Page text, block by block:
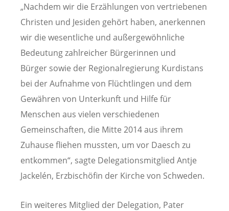
„Nachdem wir die Erzählungen von vertriebenen
Christen und Jesiden gehört haben, anerkennen
wir die wesentliche und außergewöhnliche
Bedeutung zahlreicher Bürgerinnen und
Bürger sowie der Regionalregierung Kurdistans
bei der Aufnahme von Flüchtlingen und dem
Gewähren von Unterkunft und Hilfe für
Menschen aus vielen verschiedenen
Gemeinschaften, die Mitte 2014 aus ihrem
Zuhause fliehen mussten, um vor Daesch zu
entkommen“, sagte Delegationsmitglied Antje
Jackelén, Erzbischöfin der Kirche von Schweden.
Ein weiteres Mitglied der Delegation, Pater